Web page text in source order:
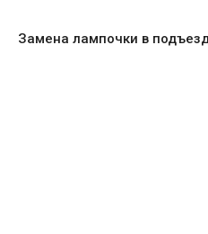
Замена лампочки в